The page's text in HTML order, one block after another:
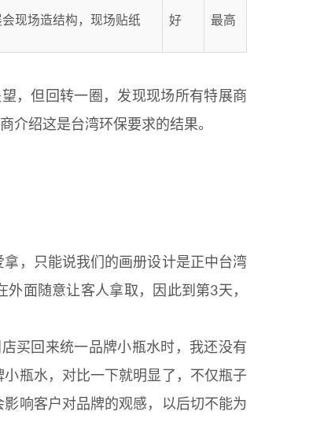
会现场造结构，现场贴纸 好 最高
，但回转一圈，发现现场所有特展商
介绍这是台湾环保要求的结果。
，只能说我们的画册设计是正中台湾
面随意让客人拿取，因此到第3天，
买回来统一品牌小瓶水时，我还没有
瓶水，对比一下就明显了，不仅瓶子
响客户对品牌的观感，以后切不能为